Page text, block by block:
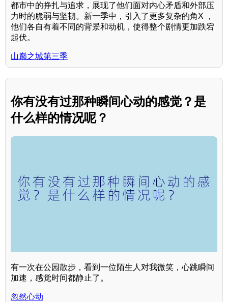
都市中的挣扎与追求，展现了他们面对内心矛盾和外部压
力时的脆弱与坚韧。新一季中，引入了更多复杂的角X ，
他们各自有着不同的背景和动机，使得整个剧情更加跌宕
起伏。
山巅之城第三季
你有没有过那种瞬间心动的感觉？是
什么样的情况呢？
有一次在公园散步，看到一位陌生人对我微笑，心跳瞬间
加速，感觉时间都静止了。
忽然心动